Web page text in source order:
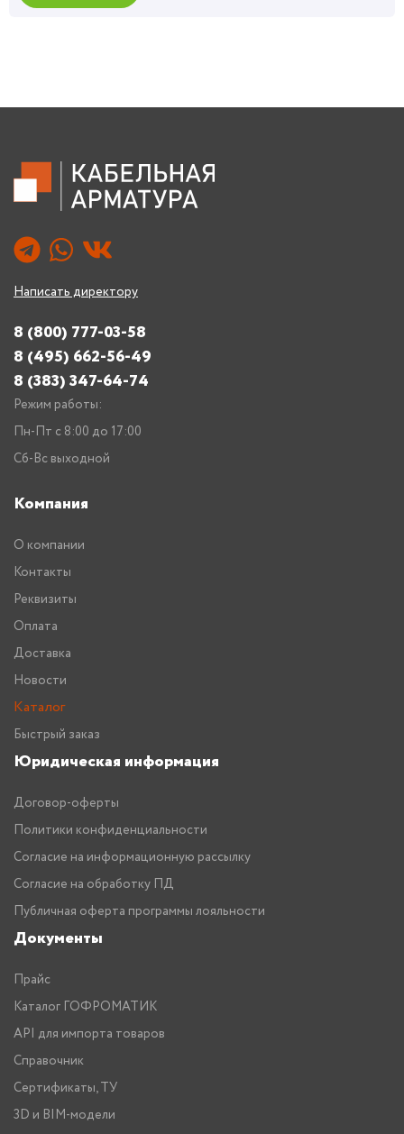
Написать директору
8 (800) 777-03-58
8 (495) 662-56-49
8 (383) 347-64-74
Режим работы:
Пн-Пт с 8:00 до 17:00
Сб-Вс выходной
Компания
О компании
Контакты
Реквизиты
Оплата
Доставка
Новости
Каталог
Быстрый заказ
Юридическая информация
Договор-оферты
Политики конфиденциальности
Согласие на информационную рассылку
Согласие на обработку ПД
Публичная оферта программы лояльности
Документы
Прайс
Каталог ГОФРОМАТИК
API для импорта товаров
Справочник
Сертификаты, ТУ
3D и BIM-модели